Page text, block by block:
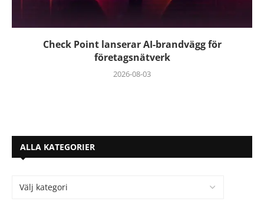
Check Point lanserar AI-brandvägg för
företagsnätverk
2026-08-03
ALLA KATEGORIER